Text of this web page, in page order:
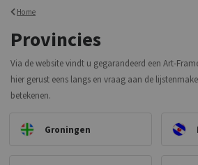
Home
Provincies
Via de website vindt u gegarandeerd een Art-
hier gerust eens langs en vraag aan de
betekenen.
Groningen